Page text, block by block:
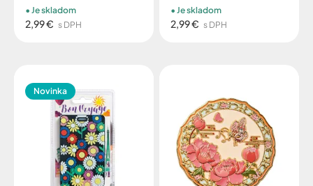
2,99 € s DPH
Je skladom
2,99 € s DPH
Je skladom
Novinka